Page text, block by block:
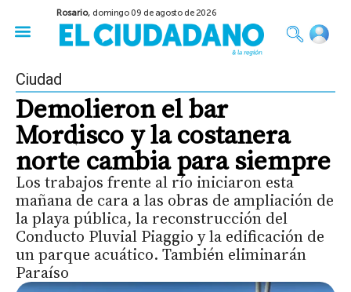
Rosario, domingo 09 de agosto de 2026
Ciudad
Demolieron el bar
Mordisco y la costanera
norte cambia para siempre
Los trabajos frente al río iniciaron esta
mañana de cara a las obras de ampliación de
la playa pública, la reconstrucción del
Conducto Pluvial Piaggio y la edificación de
un parque acuático. También eliminarán
Paraíso